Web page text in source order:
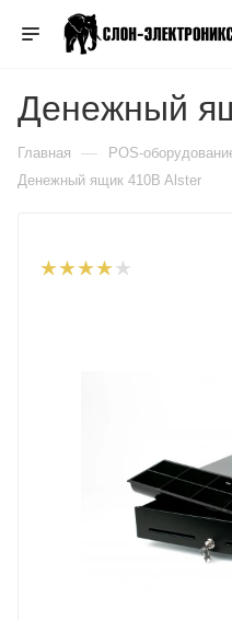
Денежный
Главная — POS-
Денежный ящик 410B Alster